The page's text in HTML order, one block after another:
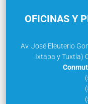
OFICINAS Y
Av. José Eleuterio
Ixtapa y Tuxtla)